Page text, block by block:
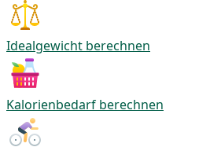
Idealgewicht berechnen
Kalorienbedarf berechnen